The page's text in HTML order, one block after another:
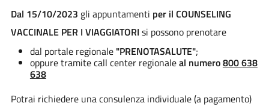
Dal 15/10/2023 gli appuntamenti per il COUNSELING
VACCINALE PER I VIAGGIATORI si possono prenotare
dal portale regionale "PRENOTASALUTE";
oppure tramite call center regionaleal numero800 638
638
Potrai richiedere una consulenza individuale (a pagamento)